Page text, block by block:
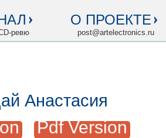
ревю
О ПРОЕКТЕ
post@artelectronics.ru
Анастасия
Pdf Version